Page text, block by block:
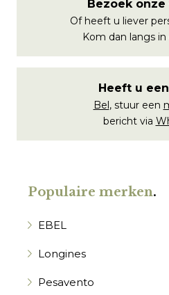
Bezoek
Of heeft u liever
Kom dan langs
Heeft u
Bel, stuur een
bericht via
Populaire merken.
EBEL
Longines
Pesavento